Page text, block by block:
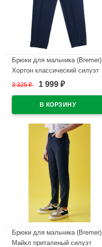
Брюки для мальчика (Bremer)
Хортон классический силуэт
размер 34/134-44/164 цвет
3 325₽ 1 999 ₽
Брюки для мальчика (Bremer)
Майкл приталеный силуэт